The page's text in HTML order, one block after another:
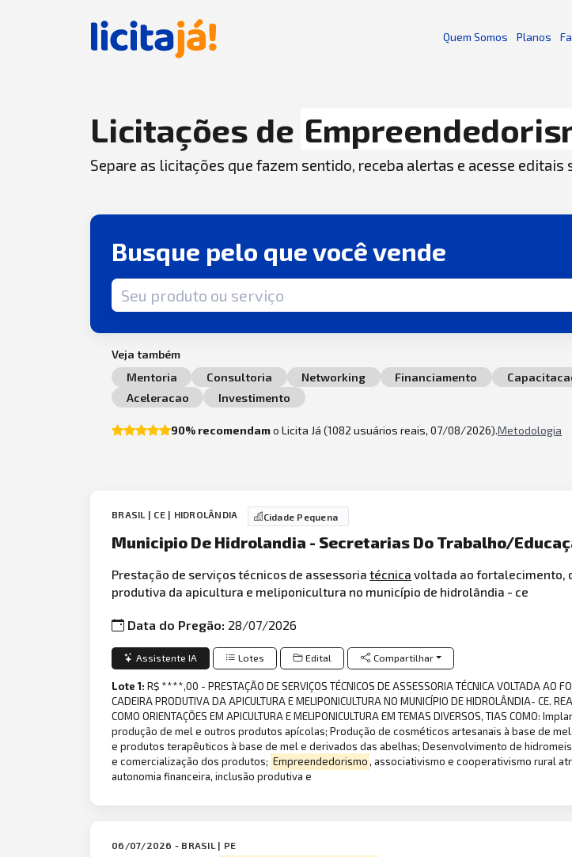
Quem Somos Planos
Licitações de
Separe as licitações que fazem sentido, receba alertas e acesse editais
Busque pelo que você vende
Termo de busca
Veja também
Mentoria
Consultoria Networking Financiamento
Aceleracao
Investimento
90% recomendamo Licita Já (1082 usuários reais, 07/08/2026).Metodologia
BRASIL | CE | HIDROLÂNDIA Cidade Pequena
Municipio De Hidrolandia - Secretarias Do Trabalho/
Prestação de serviços técnicos de assessoriatécnica voltada ao fortalecimento,
produtiva da apicultura e meliponicultura no município de hidrolândia - ce
Data do Pregão: 28/07/2026
Assistente IA Lotes Edital Compartilhar
Lote 1:R$ ****,00 - PRESTAÇÃO DE SERVIÇOS TÉCNICOS DE ASSESSORIA TÉCNICA VOLTADA AO
CADEIRA PRODUTIVA DA APICULTURA E MELIPONICULTURA NO MUNICÍPIO DE HIDROLÂNDIA- CE.
COMO ORIENTAÇÕES EM APICULTURA E MELIPONICULTURA EM TEMAS DIVERSOS, TIAS
produção de mel e outros produtos apícolas; Produção de cosméticos artesanais à base de
e produtos terapêuticos à base de mel e derivados das abelhas; Desenvolvimento de
e comercialização dos produtos; Empreendedorismo, associativismo e cooperativismo rural
autonomia financeira, inclusão produtiva e
06/07/2026 - BRASIL | PE